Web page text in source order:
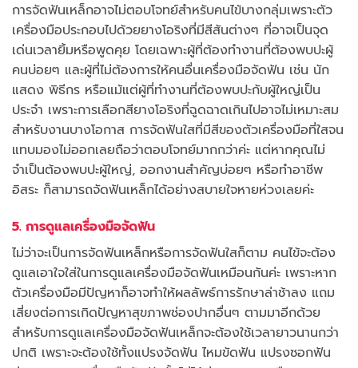
การจัดฟันเหล็กอาจไม่ตอบโจทย์สำหรับคนไข้บางกลุ่มเพราะตัว
เครื่องมือประกอบไปด้วยยางโอริงที่มีสีสันต่างๆ ที่อาจเป็นจุด
เด่นเวลายิ้มหรือพูดคุย โดยเฉพาะผู้ที่ต้องทำงานที่ต้องพบปะผู้
คนบ่อยๆ และผู้ที่ไม่ต้องการให้คนอื่นเครื่องมือจัดฟัน เช่น นัก
แสดง พิธีกร หรือแม้แต่ผู้ที่ทำงานที่ต้องพบปะกับผู้ใหญ่เป็น
ประจำ เพราะการเลือกสียางโอริงที่ฉูดฉาดเกินไปอาจไม่เหมาะสม
สำหรับงานบางโอกาส การจัดฟันใสที่มีสีของตัวเครื่องมือที่ใสจน
แทบมองไม่ออกเลยถือว่าตอบโจทย์มากกว่าค่ะ แต่หากคุณไม่
จำเป็นต้องพบปะผู้ใหญ่, ออกงานสำคัญบ่อยๆ หรือทำอาชีพ
อิสระ ก็สามารถจัดฟันเหล็กได้อย่างสบายใจหายห่วงเลยค่ะ
5. การดูแลเครื่องมือจัดฟัน
ไม่ว่าจะเป็นการจัดฟันเหล็กหรือการจัดฟันใสก็ตาม คนไข้จะต้อง
ดูแลเอาใจใส่ในการดูแลเครื่องมือจัดฟันเหมือนกันค่ะ เพราะหาก
ตัวเครื่องมือมีปัญหาก็อาจทำให้ผลลัพธ์การรักษาล่าช้าลง แถม
เสี่ยงต่อการเกิดปัญหาสุขภาพช่องปากอื่นๆ ตามมาอีกด้วย
สำหรับการดูแลเครื่องมือจัดฟันเหล็กจะต้องใช้เวลายาวนานกว่า
ปกติ เพราะจะต้องใช้ทั้งแปรงจัดฟัน ไหมขัดฟัน แปรงซอกฟัน